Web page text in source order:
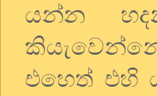
යන්න
එහෙත් එහි